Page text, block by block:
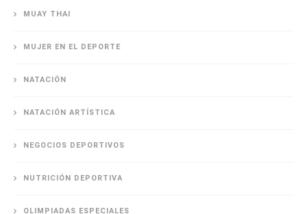
MUAY THAI
MUJER EN EL DEPORTE
NATACIÓN
NATACIÓN ARTÍSTICA
NEGOCIOS DEPORTIVOS
NUTRICIÓN DEPORTIVA
OLIMPIADAS ESPECIALES